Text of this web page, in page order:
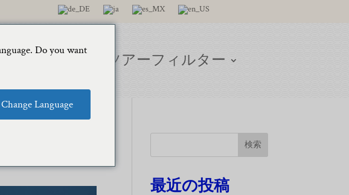
旅行ブログ ツアーフィルター
楽園 検索
最近の投稿
Do you want
Change Language